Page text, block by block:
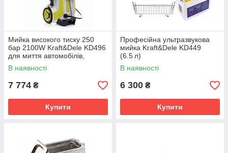
Мийка високого тиску 250
бар 2100W Kraft&Dele KD496
для миття автомобілів,
фасадів, терас, садових
меблів та іншого
В наявності
7 774 ₴
Купити
Професійна ультразвукова
мийка Kraft&Dele KD449
(6.5 л)
В наявності
6 300 ₴
Купити